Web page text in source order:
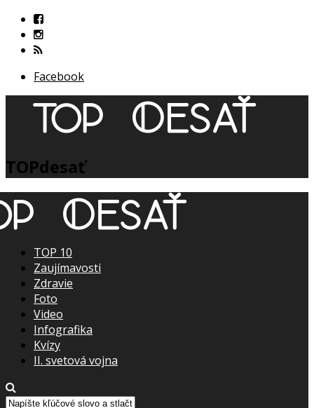
Facebook
TOPdesať
TOP 10
Zaujímavosti
Zdravie
Foto
Video
Infografika
Kvízy
II. svetová vojna